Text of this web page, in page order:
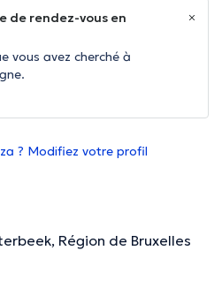
de rendez-vous en
vous avez cherché à
? Modifiez votre profil
Région de Bruxelles